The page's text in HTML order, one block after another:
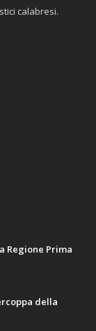
calabresi.
Regione Prima
della